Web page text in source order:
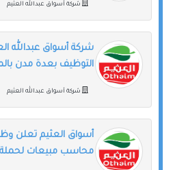
شركة أسواق عبدالله العثيم
شركة أسواق عبدالله
التوظيف بعدة مدن
شركة أسواق عبدالله العثيم
أسواق العثيم تعلن
محاسب مبيعات لحملة